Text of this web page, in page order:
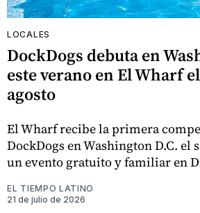
LOCALES
DockDogs debuta en
este verano en El Wharf
agosto
El Wharf recibe la primera
DockDogs en Washington D.C. el
un evento gratuito y familiar en
EL TIEMPO LATINO
21 de julio de 2026